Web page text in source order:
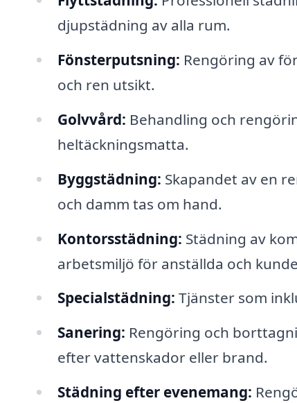
djupstädning av alla rum.
Fönsterputsning: Rengöring av
och ren utsikt.
Golvvård: Behandling och
heltäckningsmatta.
Byggstädning: Skapandet av en
och damm tas om hand.
Kontorsstädning: Städning av
arbetsmiljö för anställda och
Specialstädning: Tjänster som
Sanering: Rengöring och
efter vattenskador eller brand.
Städning efter evenemang: